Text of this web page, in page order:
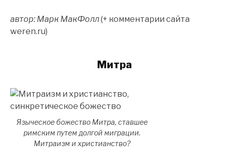
автор: Марк МакФолл(+ комментарии сайта
weren.ru)
Митра
Языческое божество Митра, ставшее
римским путем долгой миграции.
Митраизм и христианство?